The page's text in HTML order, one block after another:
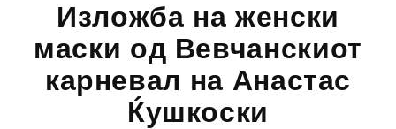
Изложба на женски
маски од Вевчанскиот
карневал на Анастас
Ќушкоски